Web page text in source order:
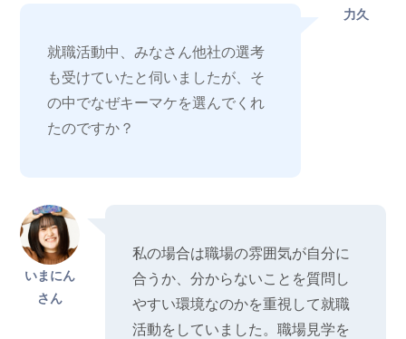
力久
就職活動中、みなさん他社の選考
も受けていたと伺いましたが、そ
の中でなぜキーマケを選んでくれ
たのですか？
いまにん
さん
私の場合は職場の雰囲気が自分に
合うか、分からないことを質問し
やすい環境なのかを重視して就職
活動をしていました。職場見学を